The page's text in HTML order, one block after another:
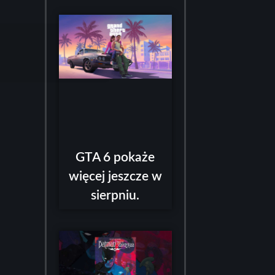
GTA 6 pokaże
więcej jeszcze w
sierpniu.